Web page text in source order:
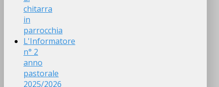
chitarra
in
parrocchia
L'Informatore
n° 2
anno
pastorale
2025/2026